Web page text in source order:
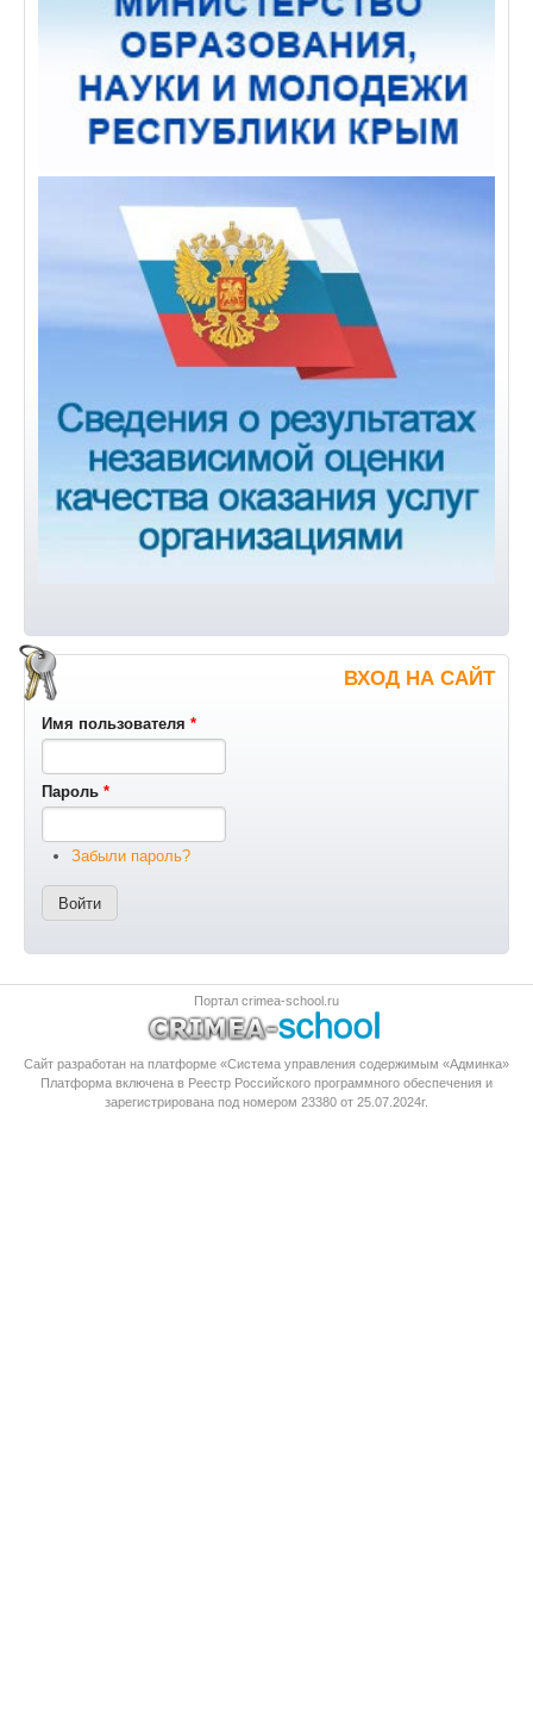
ВХОД НА САЙТ
Имя пользователя *
Пароль *
Забыли пароль?
Портал crimea-school.ru
Сайт разработан на платформе «Система управления содержимым «Админка»
Платформа включена в Реестр Российского программного обеспечения и
зарегистрирована под номером 23380 от 25.07.2024г.